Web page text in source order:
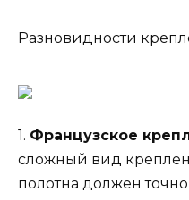
Разновидности
1. Французское
сложный вид
полотна должен точно